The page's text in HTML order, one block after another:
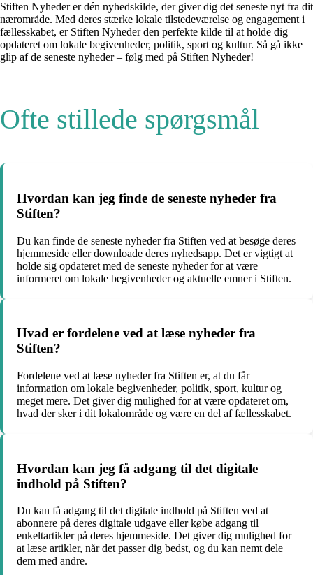
Stiften Nyheder er dén nyhedskilde, der giver dig det seneste nyt fra dit
nærområde. Med deres stærke lokale tilstedeværelse og engagement i
fællesskabet, er Stiften Nyheder den perfekte kilde til at holde dig
opdateret om lokale begivenheder, politik, sport og kultur. Så gå ikke
glip af de seneste nyheder – følg med på Stiften Nyheder!
Ofte stillede spørgsmål
Hvordan kan jeg finde de seneste nyheder fra
Stiften?
Du kan finde de seneste nyheder fra Stiften ved at besøge deres
hjemmeside eller downloade deres nyhedsapp. Det er vigtigt at
holde sig opdateret med de seneste nyheder for at være
informeret om lokale begivenheder og aktuelle emner i Stiften.
Hvad er fordelene ved at læse nyheder fra
Stiften?
Fordelene ved at læse nyheder fra Stiften er, at du får
information om lokale begivenheder, politik, sport, kultur og
meget mere. Det giver dig mulighed for at være opdateret om,
hvad der sker i dit lokalområde og være en del af fællesskabet.
Hvordan kan jeg få adgang til det digitale
indhold på Stiften?
Du kan få adgang til det digitale indhold på Stiften ved at
abonnere på deres digitale udgave eller købe adgang til
enkeltartikler på deres hjemmeside. Det giver dig mulighed for
at læse artikler, når det passer dig bedst, og du kan nemt dele
dem med andre.